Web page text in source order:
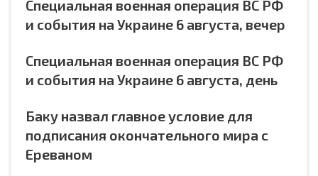
Специальная военная операция ВС РФ
и события на Украине 6 августа, вечер
Специальная военная операция ВС РФ
и события на Украине 6 августа, день
Баку назвал главное условие для
подписания окончательного мира с
Ереваном